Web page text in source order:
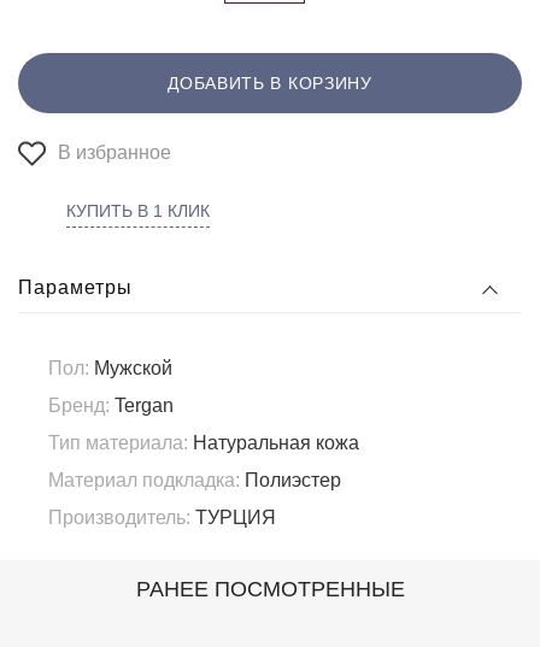
ДОБАВИТЬ В КОРЗИНУ
В избранное
КУПИТЬ В 1 КЛИК
Параметры
Пол: Мужской
Бренд: Tergan
Тип материала: Натуральная кожа
Материал подкладка: Полиэстер
Производитель: ТУРЦИЯ
РАНЕЕ ПОСМОТРЕННЫЕ